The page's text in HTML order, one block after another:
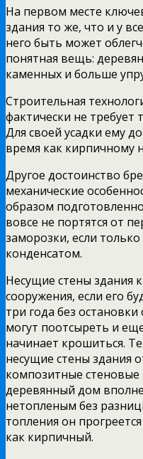
На первом месте
здания то же, что и у
него быть может
понятная вещь:
каменных и больше
Строительная
фактически не требует
Для своей усадки ему
время как кирпичному
Другое достоинство
механические
образом
вовсе не портятся от
заморозки, если
конденсатом.
Несущие стены здания
сооружения, если его
три года без
могут поотсыреть и
начинает крошиться.
несущие стены здания
композитные стеновые
деревянный дом
нетопленым без
топления он
как кирпичный.